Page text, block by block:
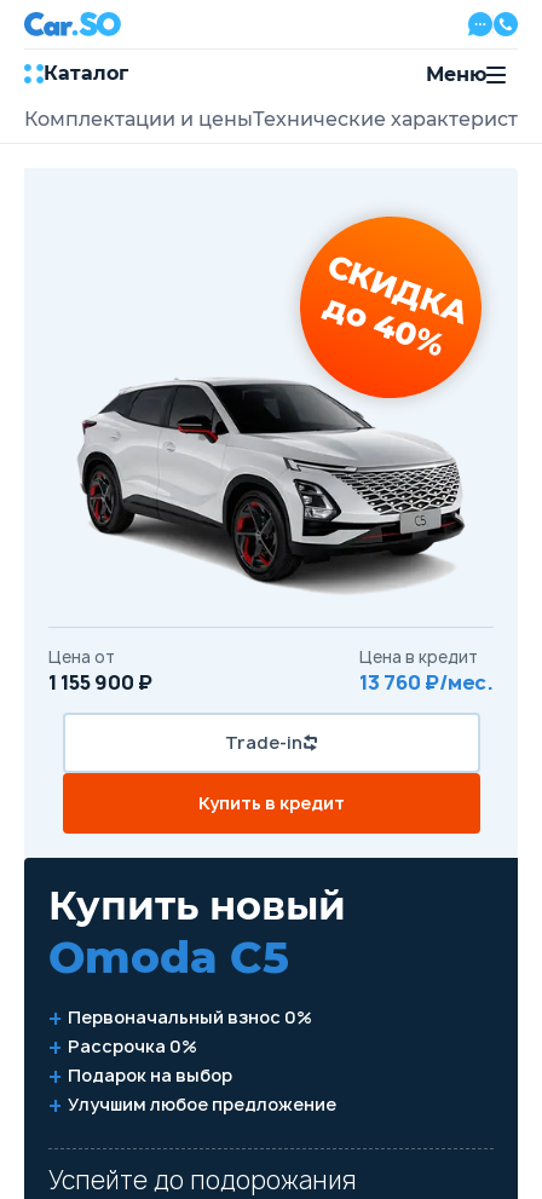
Каталог
8 800 500-03-23
с 08:00 по 20:00, без выходных
Привольная улица, 2, к5
Перезвоните мне
Меню
Комплектации и ценыТехнические
Купить новый
Omoda C5
Первоначальный взнос 0%
Рассрочка 0%
Подарок на выбор
Улучшим любое предложение
Успейте до подорожания
СКИДКА
до 40%
Цена от
1 155 900 ₽
Цена в кредит
13 760 ₽/мес.
Trade-in
Купить в кредит